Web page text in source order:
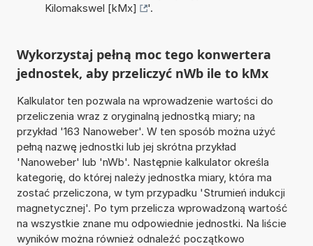
Kilomakswel [kMx]
'.
Wykorzystaj pełną moc tego konwertera
jednostek, aby przeliczyć nWb ile to kMx
Kalkulator ten pozwala na wprowadzenie wartości do
przeliczenia wraz z oryginalną jednostką miary; na
przykład '163 Nanoweber'. W ten sposób można użyć
pełną nazwę jednostki lub jej skrótna przykład
'Nanoweber' lub 'nWb'. Następnie kalkulator określa
kategorię, do której należy jednostka miary, która ma
zostać przeliczona, w tym przypadku 'Strumień indukcji
magnetycznej'. Po tym przelicza wprowadzoną wartość
na wszystkie znane mu odpowiednie jednostki. Na liście
wyników można również odnaleźć początkowo